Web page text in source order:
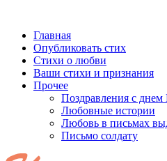
Главная
Опубликовать стих
Стихи о любви
Ваши стихи и признания
Прочее
Поздравления с днем
Любовные истории
Любовь в письмах
Письмо солдату